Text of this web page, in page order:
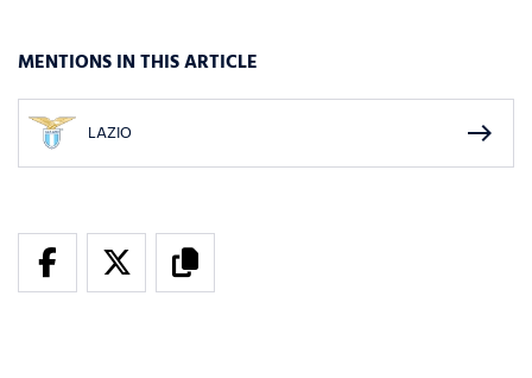
MENTIONS IN THIS ARTICLE
LAZIO east